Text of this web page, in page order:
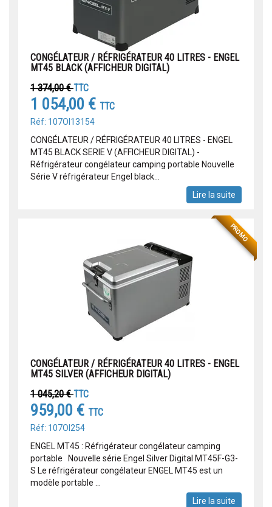
CONGÉLATEUR / RÉFRIGÉRATEUR 40 LITRES - ENGEL
MT45 BLACK (AFFICHEUR DIGITAL)
1 374,00 €TTC
1 054,00 € TTC
Réf: 107OI13154
CONGÉLATEUR / RÉFRIGÉRATEUR 40 LITRES - ENGEL
MT45 BLACK SERIE V (AFFICHEUR DIGITAL) -
Réfrigérateur congélateur camping portable Nouvelle
Série V réfrigérateur Engel black...
Lire la suite
PROMO
CONGÉLATEUR / RÉFRIGÉRATEUR 40 LITRES - ENGEL
MT45 SILVER (AFFICHEUR DIGITAL)
1 045,20 €TTC
959,00 € TTC
Réf: 107OI254
ENGEL MT45 : Réfrigérateur congélateur camping
portable Nouvelle série Engel Silver Digital MT45F-G3-
S Le réfrigérateur congélateur ENGEL MT45 est un
modèle portable ...
Lire la suite